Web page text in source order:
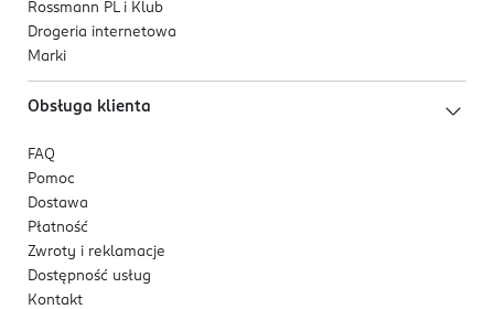
Rossmann PL i Klub
Drogeria internetowa
Marki
Obsługa klienta
FAQ
Pomoc
Dostawa
Płatność
Zwroty i reklamacje
Dostępność usług
Kontakt